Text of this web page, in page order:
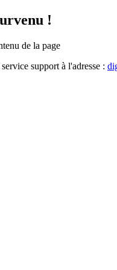
!
de la page
support à l'adresse :